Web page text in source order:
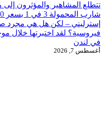
تتطلع المشاهير والمؤثرون
إسترليني – لكن هل هي مجرد
فيروسية؟ لقد اختبرتها خلال
في لندن
أغسطس 7, 2026